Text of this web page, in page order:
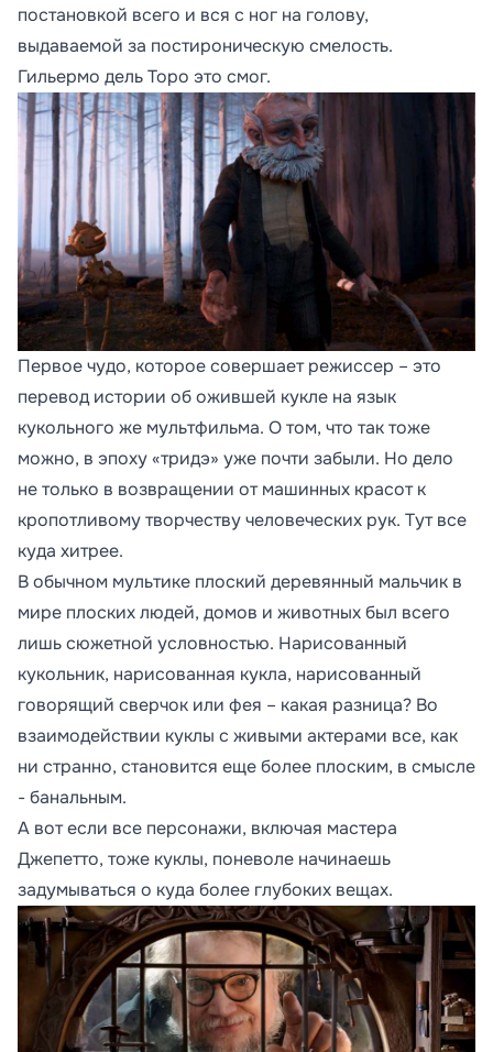
постановкой всего и вся с ног на голову,
выдаваемой за постироническую смелость.
Гильермо дель Торо это смог.
Первое чудо, которое совершает режиссер – это
перевод истории об ожившей кукле на язык
кукольного же мультфильма. О том, что так тоже
можно, в эпоху «тридэ» уже почти забыли. Но дело
не только в возвращении от машинных красот к
кропотливому творчеству человеческих рук. Тут все
куда хитрее.
В обычном мультике плоский деревянный мальчик в
мире плоских людей, домов и животных был всего
лишь сюжетной условностью. Нарисованный
кукольник, нарисованная кукла, нарисованный
говорящий сверчок или фея – какая разница? Во
взаимодействии куклы с живыми актерами все, как
ни странно, становится еще более плоским, в смысле
- банальным.
А вот если все персонажи, включая мастера
Джепетто, тоже куклы, поневоле начинаешь
задумываться о куда более глубоких вещах.